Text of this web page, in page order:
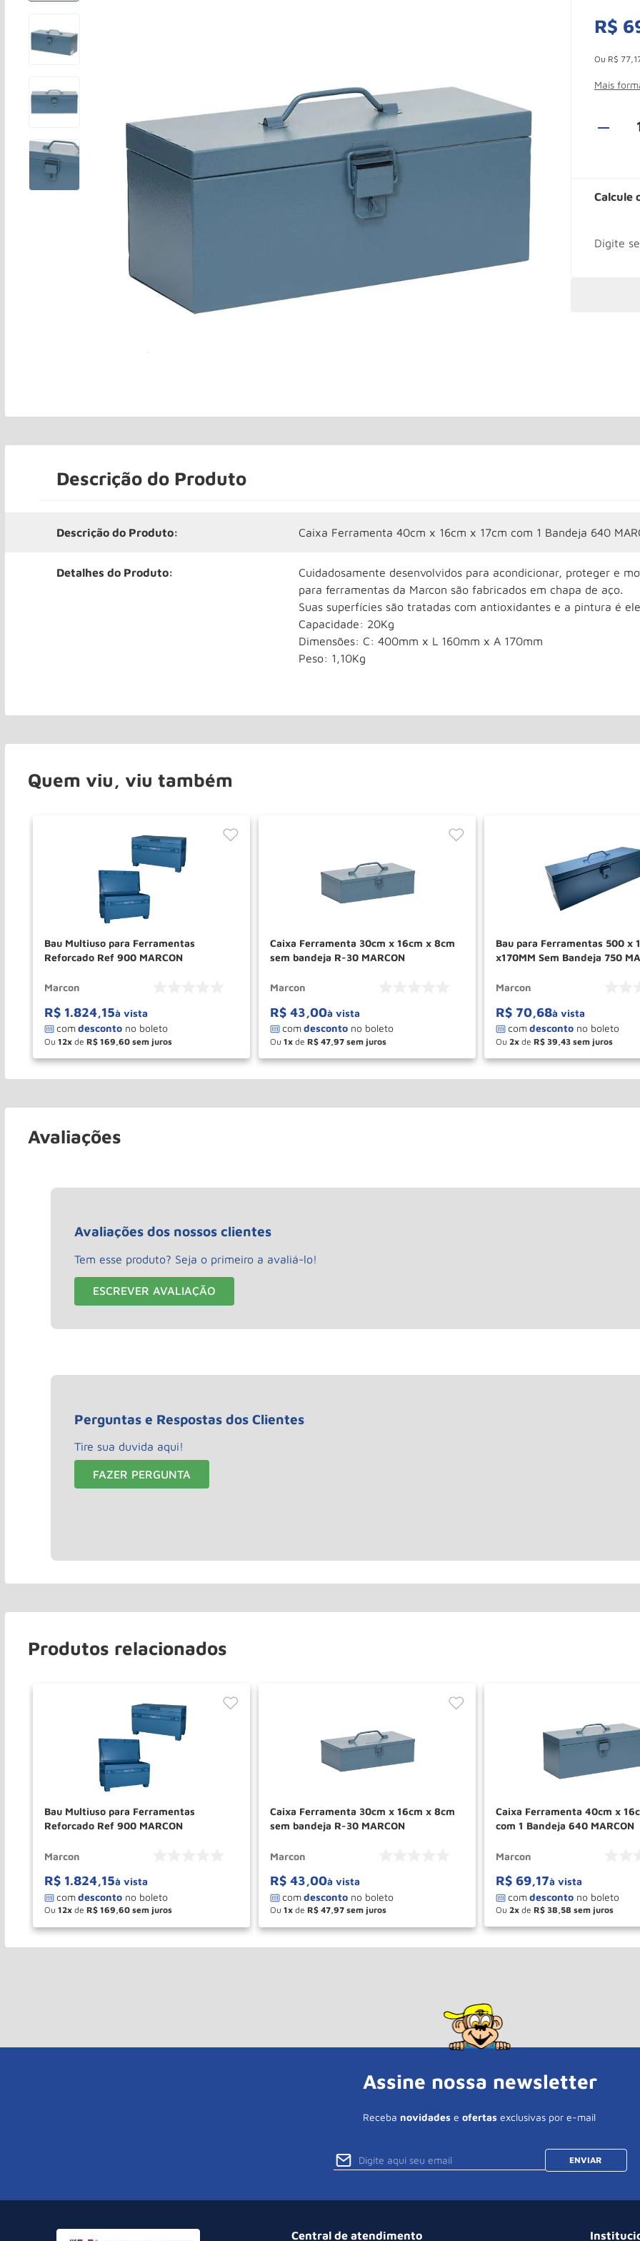
R$
Ou R$ 77,
Mais
Calcule
Descrição do Produto
Descrição do Produto: Caixa Ferramenta 40cm x 16cm x 17cm com 1 Bandeja 640
Detalhes do Produto:
Cuidadosamente desenvolvidos para acondicionar, proteger e
para ferramentas da Marcon são fabricados em chapa de aço.
Suas superfícies são tratadas com antioxidantes e a pintura é
Capacidade: 20Kg
Dimensões: C: 400mm x L 160mm x A 170mm
Peso: 1,10Kg
Quem viu, viu também
Bau Multiuso para Ferramentas
Reforcado Ref 900 MARCON
Marcon
R$ 1.824,15à vista
Ou 12 de R$ 169 60
＋
－ COMPRAR
Caixa Ferramenta 30cm x 16cm x 8cm
sem bandeja R-30 MARCON
Marcon
R$ 43,00à vista
Ou 1 de R$ 47 97
＋
－ COMPRAR
Bau para Ferramentas 500 x
x170MM Sem Bandeja 750
Marcon
R$ 70,68à vista
Ou 2 de R$ 39 43
＋
－
Avaliações
Avaliações dos nossos clientes
Tem esse produto? Seja o primeiro a avaliá-lo!
ESCREVER AVALIAÇÃO
Perguntas e Respostas dos Clientes
Tire sua duvida aqui!
FAZER PERGUNTA
Produtos relacionados
Bau Multiuso para Ferramentas
Reforcado Ref 900 MARCON
Marcon
R$ 1.824,15à vista
Ou 12 de R$ 169,60
＋
－ COMPRAR
Caixa Ferramenta 30cm x 16cm x 8cm
sem bandeja R-30 MARCON
Marcon
R$ 43,00à vista
Ou 1 de R$ 47,97
＋
－ COMPRAR
Caixa Ferramenta 40cm x
com 1 Bandeja 640 MARCON
Marcon
R$ 69,17à vista
Ou 2 de R$ 38,58
＋
－
Assine nossa newsletter
Receba novidades e ofertas exclusivas por e-mail
ENVIAR
Central de atendimento